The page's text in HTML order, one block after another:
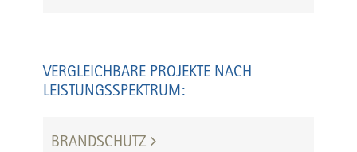
VERGLEICHBARE PROJEKTE NACH
LEISTUNGSSPEKTRUM:
BRANDSCHUTZ